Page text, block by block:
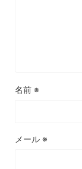
名前 ※
メール ※